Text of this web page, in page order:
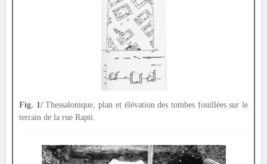
Fig. 1/Thessalonique, plan et élévation des tombes fouillées sur le
terrain de la rue Rapti.